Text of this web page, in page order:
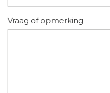
Vraag of opmerking